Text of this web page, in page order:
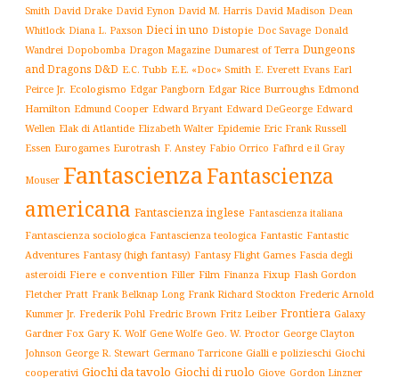
Smith David Drake David Eynon David M. Harris David Madison Dean
Whitlock Diana L. Paxson Dieci in uno Distopie Doc Savage Donald
Wandrei Dopobomba Dragon Magazine Dumarest of Terra Dungeons
and Dragons D&D E.C. Tubb E.E. «Doc» Smith E. Everett Evans Earl
Peirce Jr. Ecologismo Edgar Pangborn Edgar Rice Burroughs Edmond
Hamilton Edmund Cooper Edward Bryant Edward DeGeorge Edward
Wellen Elak di Atlantide Elizabeth Walter Epidemie Eric Frank Russell
Essen Eurogames Eurotrash F. Anstey Fabio Orrico Fafhrd e il Gray
Mouser FantascienzaFantascienza
americana Fantascienza inglese Fantascienza italiana
Fantascienza sociologica Fantascienza teologica Fantastic Fantastic
Adventures Fantasy (high fantasy) Fantasy Flight Games Fascia degli
asteroidi Fiere e convention Filler Film Finanza Fixup Flash Gordon
Fletcher Pratt Frank Belknap Long Frank Richard Stockton Frederic Arnold
Kummer Jr. Frederik Pohl Fredric Brown Fritz Leiber Frontiera Galaxy
Gardner Fox Gary K. Wolf Gene Wolfe Geo. W. Proctor George Clayton
Johnson George R. Stewart Germano Tarricone Gialli e polizieschi Giochi
cooperativi Giochi da tavolo Giochi di ruolo Giove Gordon Linzner